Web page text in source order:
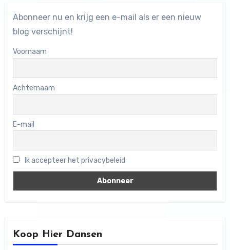
Abonneer nu en krijg een e-mail als er een nieuw
blog verschijnt!
Voornaam
Achternaam
E-mail
Ik accepteer het privacybeleid
Koop Hier Dansen